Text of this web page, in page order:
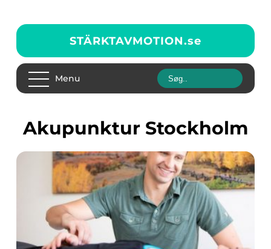
STÄRKTAVMOTION.se
Menu
akupunktur Stockholm